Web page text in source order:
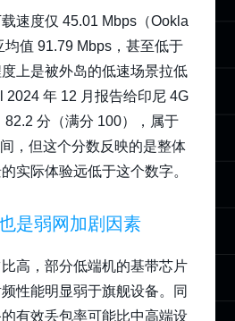
速度仅 45.01 Mbps（Ookla
值 91.79 Mbps，甚至低于
上是被外岛的低速场景拉低
2024 年 12 月报告给印尼 4G
82.2 分（满分 100），属于
，但这个分数反映的是整体
实际体验远低于这个数字。
是弱网加剧因素
高，部分低端机的基带芯片
性能明显弱于旗舰设备。同
有效丢包率可能比中高端设